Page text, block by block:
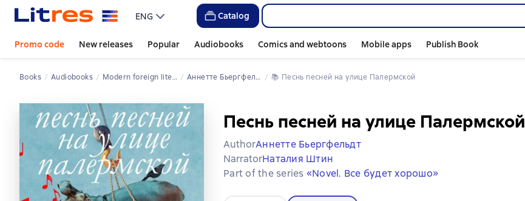
ENG Catalog
Promo code New releases Popular Audiobooks Comics and webtoons Mobile apps Publish Book
Books Audiobooks Modern foreign literature Аннетте Бьергфельдт 📚 Песнь песней на улице Палермской
Песнь песней на улице Палермской
AuthorАннетте Бьергфельдт
NarratorНаталия Штин
Part of the series «Novel. Все будет хорошо»